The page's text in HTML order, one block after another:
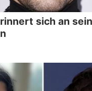
sich an